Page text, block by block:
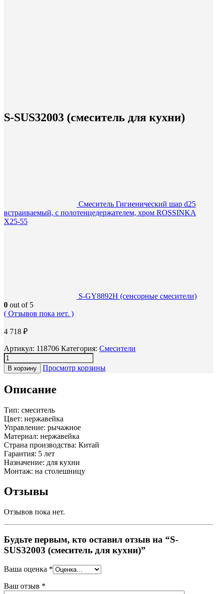
S-SUS32003 (смеситель для кухни)
Смеситель Гигиенический шар d25
встраиваемый, с полотенцедержателем, хром ROSSINKA
X25-55
S-GY8892H (сенсорные смесители)
0 out of 5
( Отзывов пока нет. )
4 718 ₽
Артикул: 118706 Категория: Смесители
В корзину Просмотр корзины
Описание
Тип: смеситель
Цвет: нержавейка
Управление: рычажное
Материал: нержавейка
Страна производства: Китай
Гарантия: 5 лет
Назначение: для кухни
Монтаж: на столешницу
Отзывы
Отзывов пока нет.
Будьте первым, кто оставил отзыв на “S-
SUS32003 (смеситель для кухни)”
Ваша оценка *
Ваш отзыв *